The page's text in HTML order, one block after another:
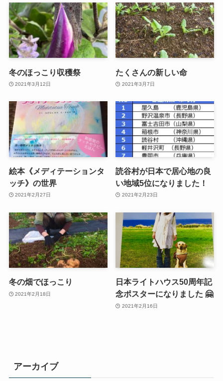
冬のほっこり収穫祭
2021年3月12日
たくさんの新しい命
2021年3月7日
絵本《メディテーションタ
ッチ》の世界
2021年2月27日
読谷村が日本で居心地の良
い地域5位になりました！
2021年2月23日
冬の畑でほっこり
2021年2月18日
日本ライトハウス50周年記
念ポスターになりました 🤗
2021年2月16日
アーカイブ